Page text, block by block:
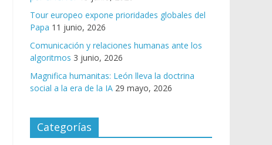
Tour europeo expone prioridades globales del
Papa 11 junio, 2026
Comunicación y relaciones humanas ante los
algoritmos 3 junio, 2026
Magnifica humanitas: León lleva la doctrina
social a la era de la IA 29 mayo, 2026
Categorías